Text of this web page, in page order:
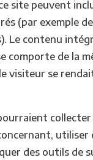
site peuvent
(par exemple
Le contenu
comporte de la
visiteur se
collecter
utiliser
des outils de